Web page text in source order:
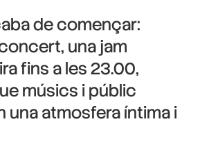
de començar:
una jam
fins a les 23.00,
músics i públic
una atmosfera íntima i